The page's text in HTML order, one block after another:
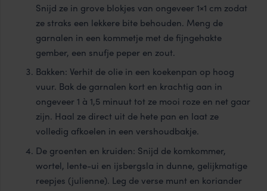
Snijd ze in grove blokjes van ongeveer 1×1 cm zodat
ze straks een lekkere bite behouden. Meng de
garnalen in een kommetje met de fijngehakte
gember, een snufje peper en zout.
Bakken: Verhit de olie in een koekenpan op hoog
vuur. Bak de garnalen kort en krachtig aan in
ongeveer 1 à 1,5 minuut tot ze mooi roze en net gaar
zijn. Haal ze direct uit de hete pan en laat ze
volledig afkoelen in een vershoudbakje.
De groenten en kruiden: Snijd de komkommer,
wortel, lente-ui en ijsbergsla in dunne, gelijkmatige
reepjes (julienne). Leg de verse munt en koriander